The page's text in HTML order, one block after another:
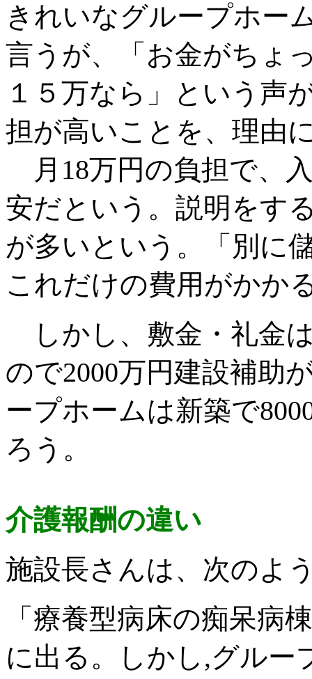
きれいなグループホー
言うが、「お金がちょ
１５万なら」という声
担が高いことを、理由
月18万円の負担で、
安だという。説明をす
が多いという。「別に
これだけの費用がかか
しかし、敷金・礼金
ので2000万円建設補助
ープホームは新築で
ろう。
介護報酬の違い
施設長さんは、次のよ
「療養型病床の痴呆病
に出る。しかし,グルー